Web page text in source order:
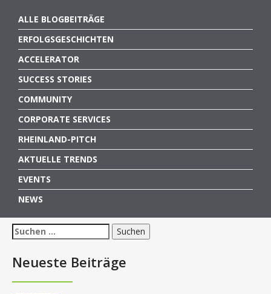
ALLE BLOGBEITRÄGE
ERFOLGSGESCHICHTEN
ACCELERATOR
SUCCESS STORIES
COMMUNITY
CORPORATE SERVICES
RHEINLAND-PITCH
AKTUELLE TRENDS
EVENTS
NEWS
Suchen
nach:
Neueste Beiträge